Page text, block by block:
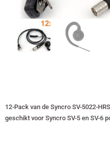
12-Pack van de Syncro SV-5022-
geschikt voor Syncro SV-5 en SV-6